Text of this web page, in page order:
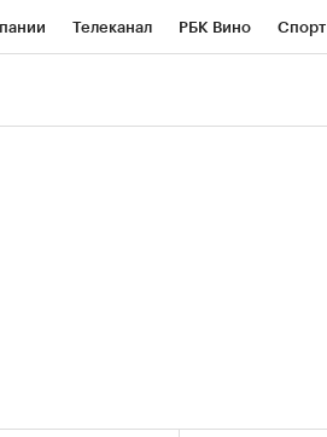
Телеканал РБК Вино Спорт